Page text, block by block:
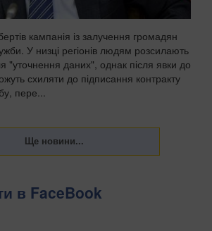
кампанія із залучення громадян
У низці регіонів людям розсилають
"уточнення даних", однак після явки до
схиляти до підписання контракту
пере...
в FaceBook